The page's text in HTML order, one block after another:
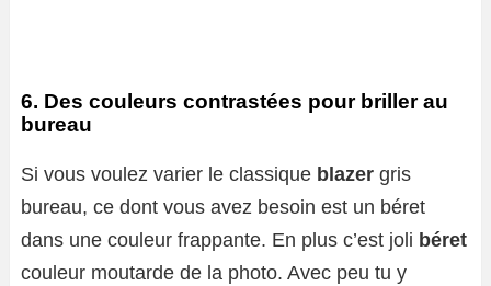
6. Des couleurs contrastées pour briller au
bureau
Si vous voulez varier le classique blazer gris
bureau, ce dont vous avez besoin est un béret
dans une couleur frappante. En plus c’est joli béret
couleur moutarde de la photo. Avec peu tu y